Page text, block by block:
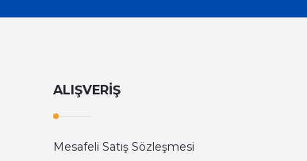
ALIŞVERİŞ
Mesafeli Satış Sözleşmesi